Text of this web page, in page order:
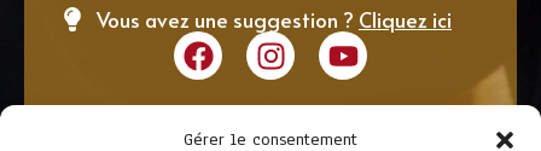
Gérer le consentement
Vous avez une suggestion ? Cliquez ici